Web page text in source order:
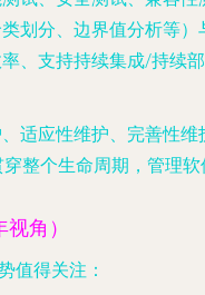
划分、边界值分析等
、支持持续集成/持续
、适应性维护、完善性
穿整个生命周期，管理
角）
值得关注：